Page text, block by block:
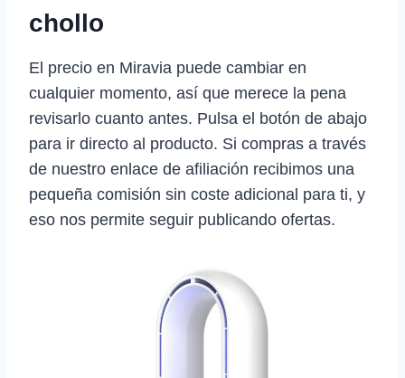
chollo
El precio en Miravia puede cambiar en
cualquier momento, así que merece la pena
revisarlo cuanto antes. Pulsa el botón de abajo
para ir directo al producto. Si compras a través
de nuestro enlace de afiliación recibimos una
pequeña comisión sin coste adicional para ti, y
eso nos permite seguir publicando ofertas.